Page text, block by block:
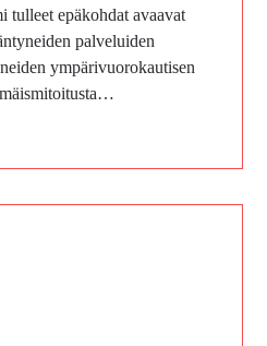
epäkohdat avaavat
palveluiden
ympärivuorokautisen